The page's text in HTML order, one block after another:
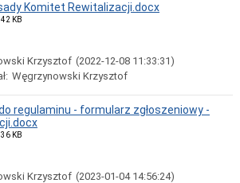
Komitet Rewitalizacji.docx
KB
Krzysztof (2022-12-08 11:33:31)
Węgrzynowski Krzysztof
regulaminu - formularz zgłoszeniowy -
KB
Krzysztof (2023-01-04 14:56:24)